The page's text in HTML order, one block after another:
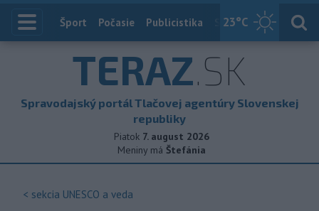
23°C
Index
Šport Počasie Publicistika Slovensko
TERAZ.SK
Spravodajský portál Tlačovej agentúry Slovenskej
republiky
Piatok 7. august 2026
Meniny má Štefánia
< sekcia UNESCO a veda